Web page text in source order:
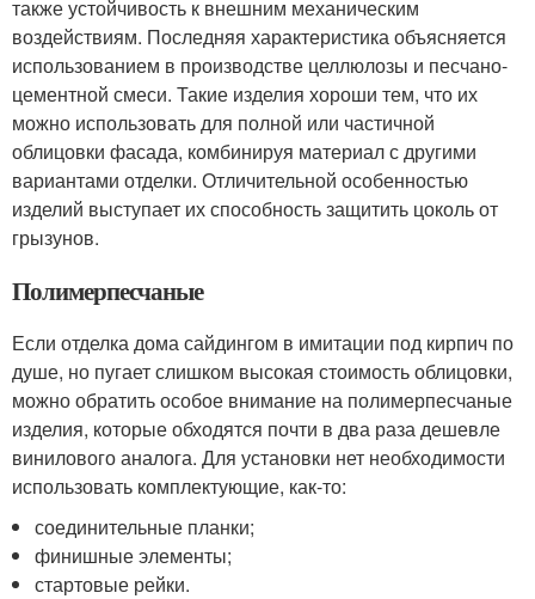
также устойчивость к внешним механическим
воздействиям. Последняя характеристика объясняется
использованием в производстве целлюлозы и песчано-
цементной смеси. Такие изделия хороши тем, что их
можно использовать для полной или частичной
облицовки фасада, комбинируя материал с другими
вариантами отделки. Отличительной особенностью
изделий выступает их способность защитить цоколь от
грызунов.
Полимерпесчаные
Если отделка дома сайдингом в имитации под кирпич по
душе, но пугает слишком высокая стоимость облицовки,
можно обратить особое внимание на полимерпесчаные
изделия, которые обходятся почти в два раза дешевле
винилового аналога. Для установки нет необходимости
использовать комплектующие, как-то:
соединительные планки;
финишные элементы;
стартовые рейки.